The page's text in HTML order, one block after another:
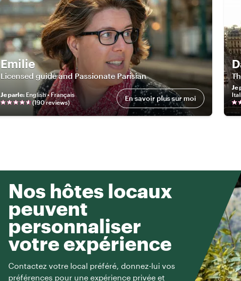
Emilie
Licensed guide and Passionate Parisian
Je parle: English • Français
(190reviews) En savoir plus sur moi
Je
Nos hôtes locaux
peuvent
personnaliser
votre expérience
Contactez votre local préféré, donnez-lui vos
préférences pour une expérience privée et